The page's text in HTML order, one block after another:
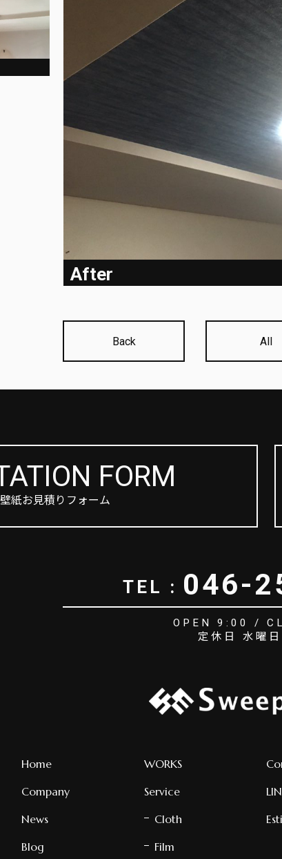
After
Back All
FORM
壁紙お見積りフォーム
TEL : 046-
OPEN 9:00 /
定休日 水曜日
Home
Company
News
Blog
WORKS
Service
Cloth
Film